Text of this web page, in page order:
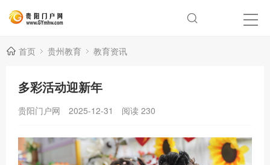
首页 贵州教育 教育资讯
多彩活动迎新年
贵阳门户网 2025-12-31 阅读 230